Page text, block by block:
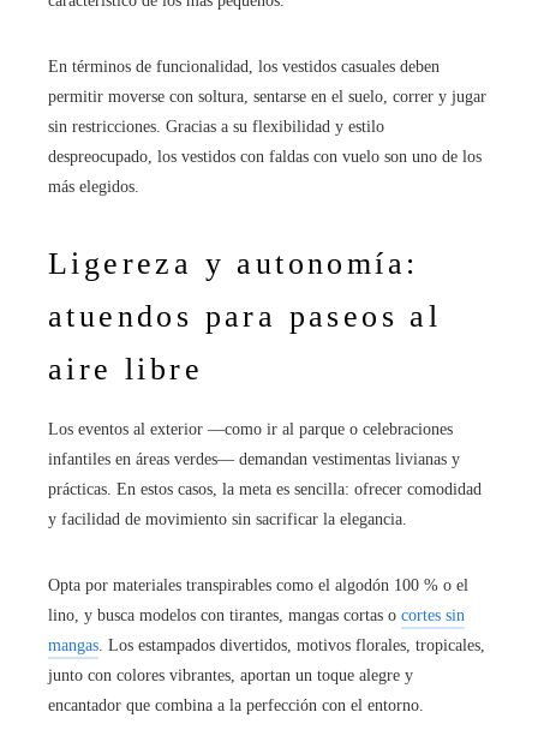
En términos de funcionalidad, los vestidos casuales deben
permitir moverse con soltura, sentarse en el suelo, correr y jugar
sin restricciones. Gracias a su flexibilidad y estilo
despreocupado, los vestidos con faldas con vuelo son uno de los
más elegidos.
Ligereza y autonomía:
atuendos para paseos al
aire libre
Los eventos al exterior —como ir al parque o celebraciones
infantiles en áreas verdes— demandan vestimentas livianas y
prácticas. En estos casos, la meta es sencilla: ofrecer comodidad
y facilidad de movimiento sin sacrificar la elegancia.
Opta por materiales transpirables como el algodón 100 % o el
lino, y busca modelos con tirantes, mangas cortas o cortes sin
mangas. Los estampados divertidos, motivos florales, tropicales,
junto con colores vibrantes, aportan un toque alegre y
encantador que combina a la perfección con el entorno.